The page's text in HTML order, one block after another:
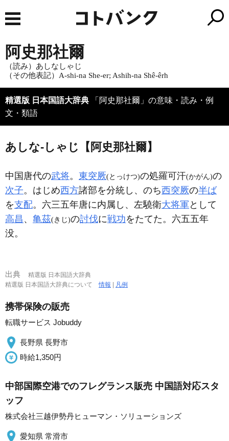
阿史那社爾
（読み）あしなしゃじ
（その他表記）A-shi-na She-er; Ashih-na Shê-êrh
精選版 日本国語大辞典 「阿史那社爾」の意味・読み・例
文・類語
あしな‐しゃじ【阿史那社爾】
中国唐代の武将。 東突厥(とっけつ)の処羅可汗(かがん)の
次子。はじめ西方諸部を分統し、のち西突厥の半ば
を支配。六三五年唐に内属し、左驍衛大将軍 として
高昌 、 亀茲(きじ)の討伐に戦功をたてた。六五五年
没。
出典
精選版 日本国語大辞典
精選版 日本国語大辞典について情報 凡例
携帯保険の販売
転職サービス Jobuddy
長野県 長野市
時給1,350円
中部国際空港でのフレグランス販売 中国語対応スタ
ッフ
株式会社三越伊勢丹ヒューマン・ソリューションズ
愛知県 常滑市